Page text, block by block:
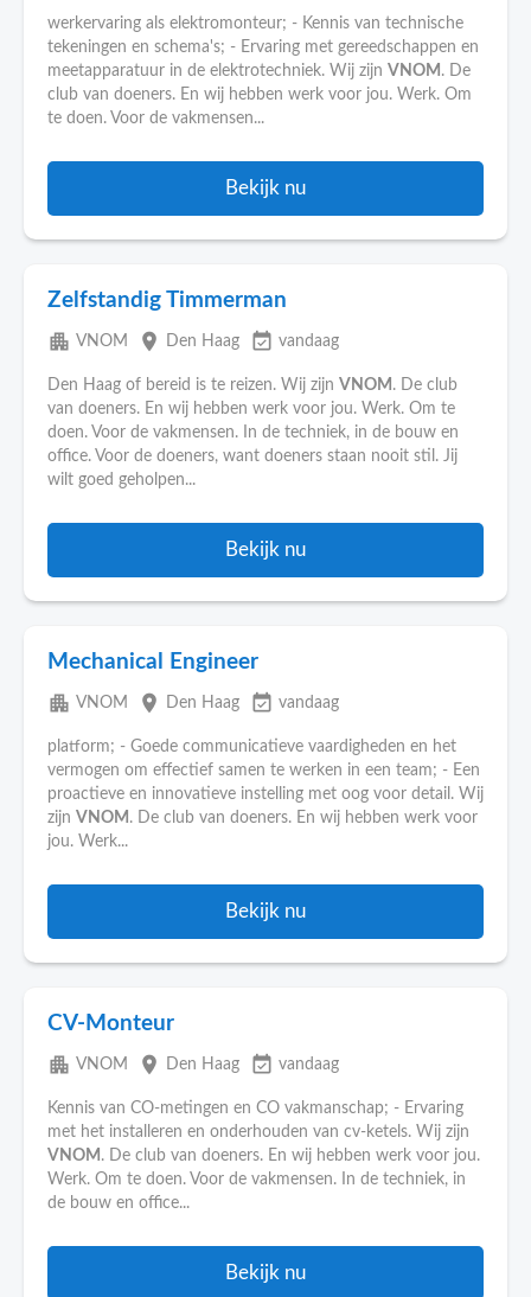
werkervaring als elektromonteur; - Kennis van technische
tekeningen en schema's; - Ervaring met gereedschappen en
meetapparatuur in de elektrotechniek. Wij zijn VNOM . De
club van doeners. En wij hebben werk voor jou. Werk. Om
te doen. Voor de vakmensen...
Bekijk nu
Zelfstandig Timmerman
apartment VNOM place Den Haag event_available vandaag
Den Haag of bereid is te reizen. Wij zijn VNOM . De club
van doeners. En wij hebben werk voor jou. Werk. Om te
doen. Voor de vakmensen. In de techniek, in de bouw en
office. Voor de doeners, want doeners staan nooit stil. Jij
wilt goed geholpen...
Bekijk nu
Mechanical Engineer
apartment VNOM place Den Haag event_available vandaag
platform; - Goede communicatieve vaardigheden en het
vermogen om effectief samen te werken in een team; - Een
proactieve en innovatieve instelling met oog voor detail. Wij
zijn VNOM . De club van doeners. En wij hebben werk voor
jou. Werk...
Bekijk nu
CV-Monteur
apartment VNOM place Den Haag event_available vandaag
Kennis van CO-metingen en CO vakmanschap; - Ervaring
met het installeren en onderhouden van cv-ketels. Wij zijn
VNOM . De club van doeners. En wij hebben werk voor jou.
Werk. Om te doen. Voor de vakmensen. In de techniek, in
de bouw en office...
Bekijk nu